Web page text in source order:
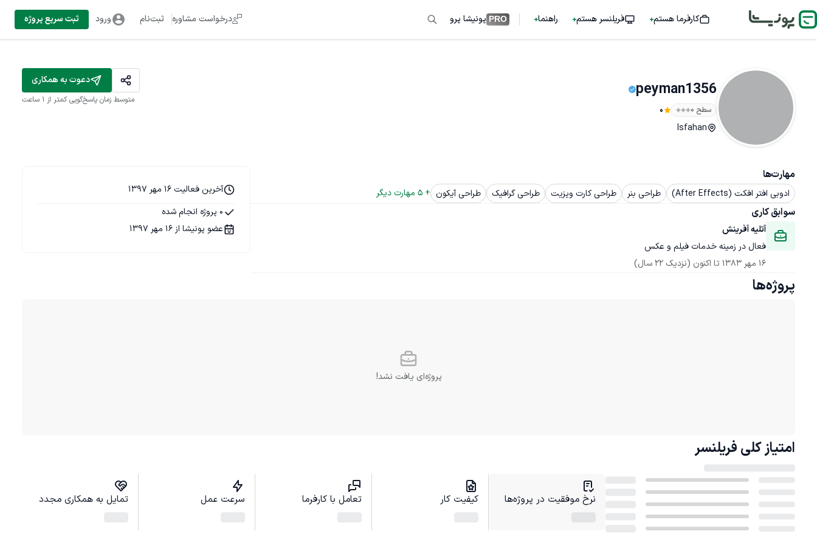
کارفرما هستم فریلنسر هستم راهنما PRO پونیشا پرو درخواست مشاوره ثبت‌نام ورود ثبت سریع پروژه
peyman1356
سطح ۰ 0
Isfahan
دعوت به همکاری
متوسط زمان پاسخ‌گویی کمتر از 1 ساعت
مهارت‌ها
ادوبی افتر افکت (After Effects) طراحی بنر طراحی کارت ویزیت طراحی گرافیک طراحی آیکون +
5 مهارت دیگر
سوابق کاری
آتلیه آفرینش
فعال در زمینه خدمات فیلم و عکس
16 مهر 1383
تا اکنون (نزدیک 22 سال)
آخرین فعالیت 16 مهر 1397
0 پروژه انجام شده
عضو پونیشا از 16 مهر 1397
پروژه‌ها
پروژه‌ای یافت نشد!
امتیاز کلی فریلنسر
نرخ موفقیت در پروژه‌ها کیفیت کار تعامل با کارفرما سرعت عمل تمایل به همکاری مجدد